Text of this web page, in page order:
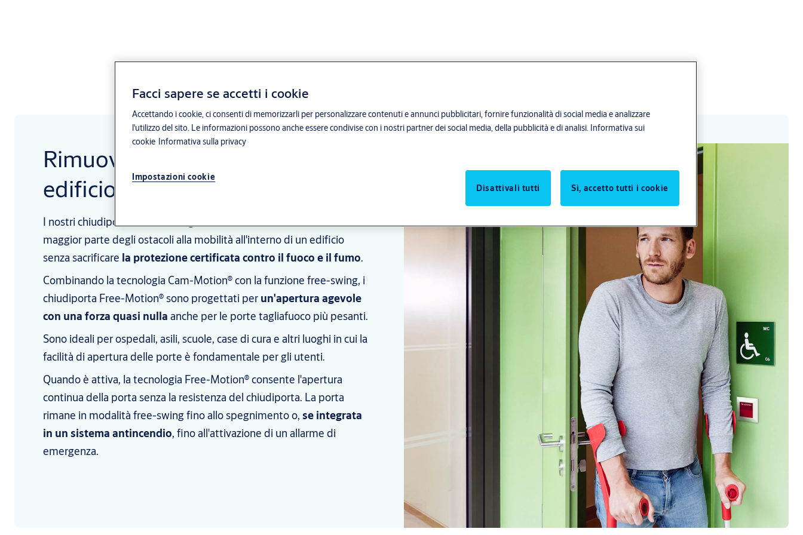
Rimuovi le barriere dal tuo
edificio con Free-Motion®
I nostri chiudiporta con tecnologia Free-Motion® eliminano la
maggior parte degli ostacoli alla mobilità all'interno di un edificio
senza sacrificare la protezione certificata contro il fuoco e il fumo.
Combinando la tecnologia Cam-Motion® con la funzione free-swing, i
chiudiporta Free-Motion® sono progettati per un'apertura agevole
con una forza quasi nulla anche per le porte tagliafuoco più pesanti.
Sono ideali per ospedali, asili, scuole, case di cura e altri luoghi in cui la
facilità di apertura delle porte è fondamentale per gli utenti.
Quando è attiva, la tecnologia Free-Motion® consente l'apertura
continua della porta senza la resistenza del chiudiporta. La porta
rimane in modalità free-swing fino allo spegnimento o, se integrata
in un sistema antincendio, fino all'attivazione di un allarme di
emergenza.
Facci sapere se accetti i cookie
Accettando i cookie, ci consenti di memorizzarli per personalizzare contenuti e annunci pubblicitari, fornire funzionalità di social media e analizzare
l'utilizzo del sito. Le informazioni possono anche essere condivise con i nostri partner dei social media, della pubblicità e di analisi. Informativa sui
cookie Informativa sulla privacy
Impostazioni cookie
Disattivali tutti
Sì, accetto tutti i cookie